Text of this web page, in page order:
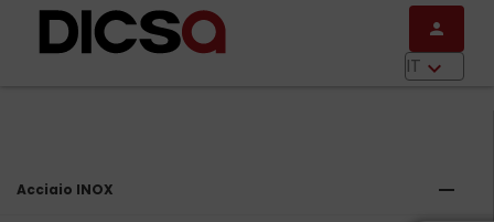
Salta al contenuto principale
person
IT keyboard_arrow_down
Acciaio INOX remove